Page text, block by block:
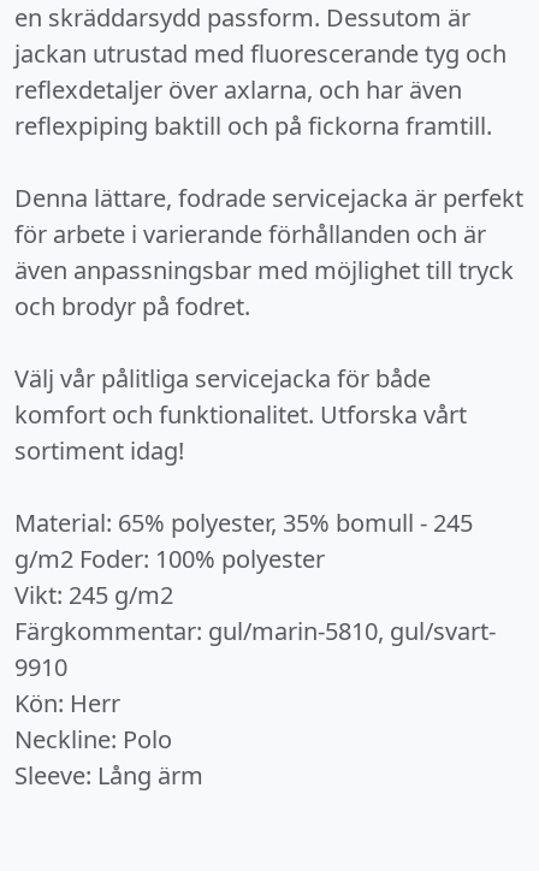
en skräddarsydd passform. Dessutom är
jackan utrustad med fluorescerande tyg och
reflexdetaljer över axlarna, och har även
reflexpiping baktill och på fickorna framtill.
Denna lättare, fodrade servicejacka är perfekt
för arbete i varierande förhållanden och är
även anpassningsbar med möjlighet till tryck
och brodyr på fodret.
Välj vår pålitliga servicejacka för både
komfort och funktionalitet. Utforska vårt
sortiment idag!
Material: 65% polyester, 35% bomull - 245
g/m2 Foder: 100% polyester
Vikt: 245 g/m2
Färgkommentar: gul/marin-5810, gul/svart-
9910
Kön: Herr
Neckline: Polo
Sleeve: Lång ärm